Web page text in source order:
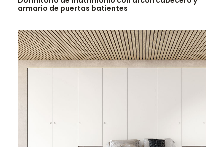
armario de puertas batientes